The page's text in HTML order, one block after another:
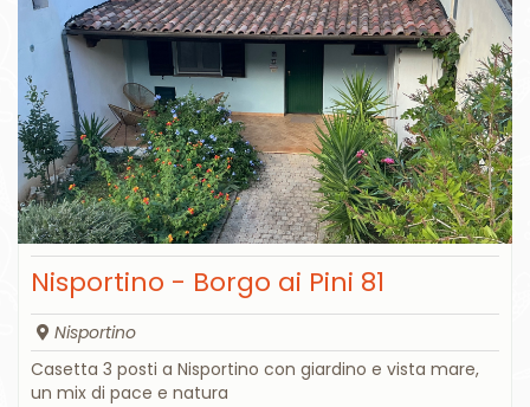
Nisportino - Borgo ai Pini 81
Nisportino
Casetta 3 posti a Nisportino con giardino e vista mare,
un mix di pace e natura